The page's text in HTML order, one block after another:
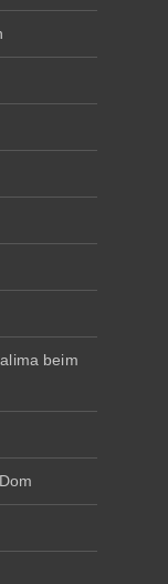
beim